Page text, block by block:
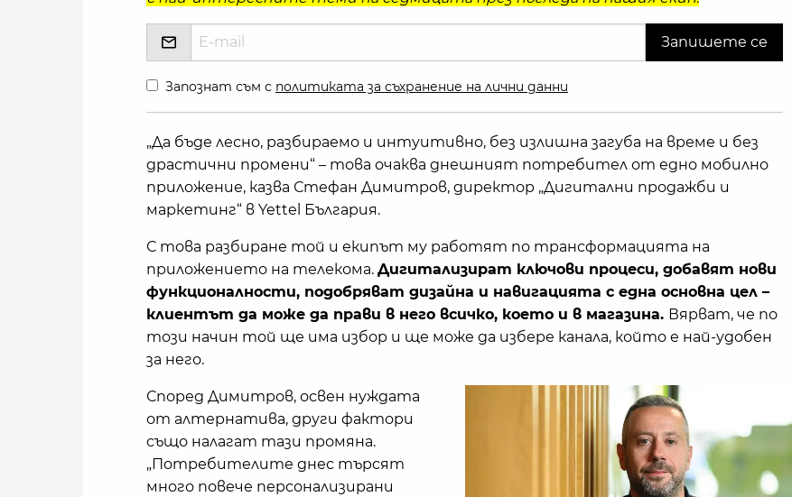
Запознат съм с политиката за съхранение на лични данни
„Да бъде лесно, разбираемо и интуитивно, без излишна загуба на време и без
драстични промени“ – това очаква днешният потребител от едно мобилно
приложение, казва Стефан Димитров, директор „Дигитални продажби и
маркетинг“ в Yettel България.
С това разбиране той и екипът му работят по трансформацията на
приложението на телекома. Дигитализират ключови процеси, добавят нови
функционалности, подобряват дизайна и навигацията с една основна цел –
клиентът да може да прави в него всичко, което и в магазина. Вярват, че по
този начин той ще има избор и ще може да избере канала, който е най-удобен
за него.
Според Димитров, освен нуждата
от алтернатива, други фактори
също налагат тази промяна.
„Потребителите днес търсят
много повече персонализирани